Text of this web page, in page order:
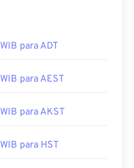
WIB para ADT
WIB para AEST
WIB para AKST
WIB para HST